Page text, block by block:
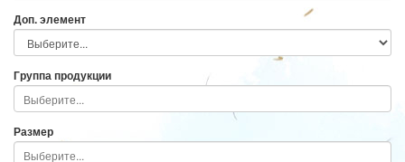
Доп. элемент
Группа продукции
Размер